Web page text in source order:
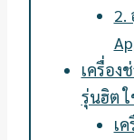
2.
เครื่อง
รุ่นฮิต
เ